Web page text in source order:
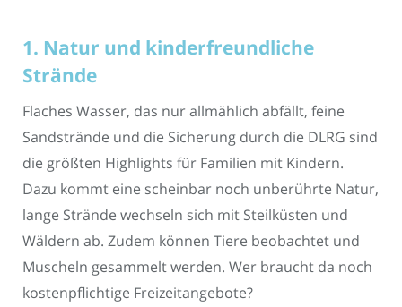
1. Natur und kinderfreundliche
Strände
Flaches Wasser, das nur allmählich abfällt, feine
Sandstrände und die Sicherung durch die DLRG sind
die größten Highlights für Familien mit Kindern.
Dazu kommt eine scheinbar noch unberührte Natur,
lange Strände wechseln sich mit Steilküsten und
Wäldern ab. Zudem können Tiere beobachtet und
Muscheln gesammelt werden. Wer braucht da noch
kostenpflichtige Freizeitangebote?